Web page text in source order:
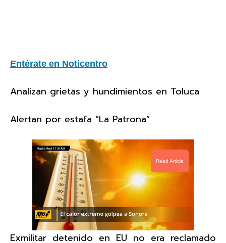
Entérate en Noticentro
Analizan grietas y hundimientos en Toluca
Alertan por estafa “La Patrona”
Read Article
Exmilitar detenido en EU no era reclamado